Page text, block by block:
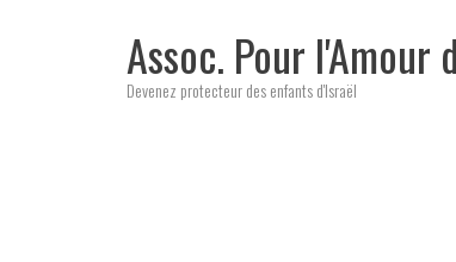
Assoc. Pour l'Amour
Devenez protecteur des enfants d'Israël